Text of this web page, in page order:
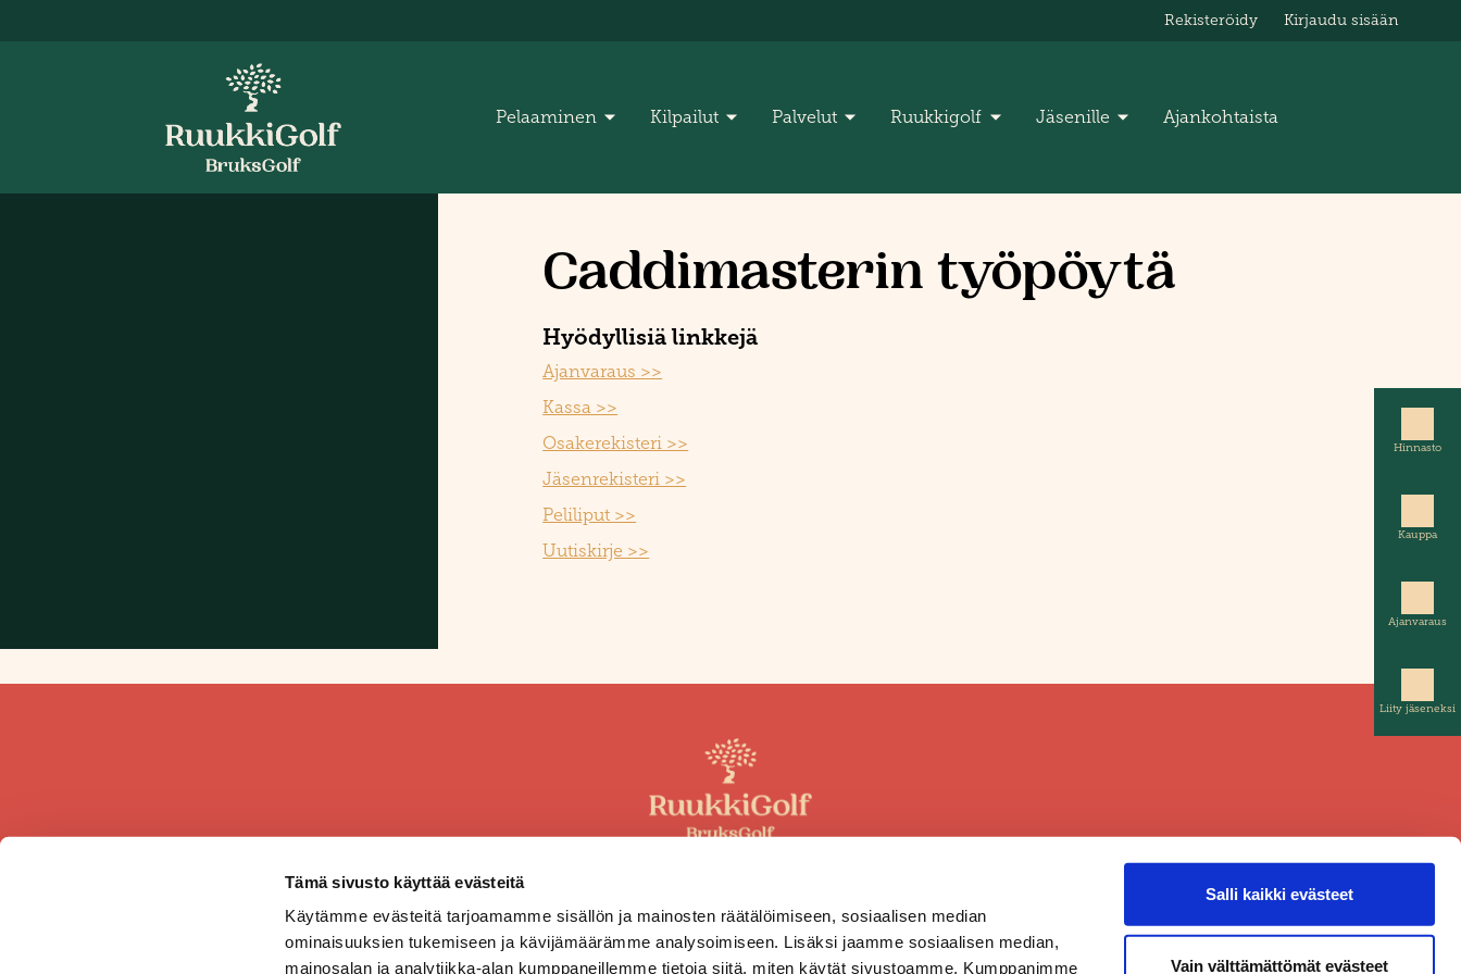
Tämä sivusto käyttää evästeitä
Käytämme evästeitä tarjoamamme sisällön ja mainosten räätälöimiseen, sosiaalisen median
ominaisuuksien tukemiseen ja kävijämäärämme analysoimiseen. Lisäksi jaamme sosiaalisen median,
mainosalan ja analytiikka-alan kumppaneillemme tietoja siitä, miten käytät sivustoamme. Kumppanimme
Salli kaikki evästeet
Vain välttämättömät evästeet
Rekisteröidy Kirjaudu sisään
Pelaaminen Kilpailut Palvelut Ruukkigolf Jäsenille Ajankohtaista
Hinnasto
Kauppa
Ajanvaraus
Liity jäseneksi
Caddimasterin työpöytä
Hyödyllisiä linkkejä
Ajanvaraus >>
Kassa >>
Osakerekisteri >>
Jäsenrekisteri >>
Peliliput >>
Uutiskirje >>
Yhteystiedot